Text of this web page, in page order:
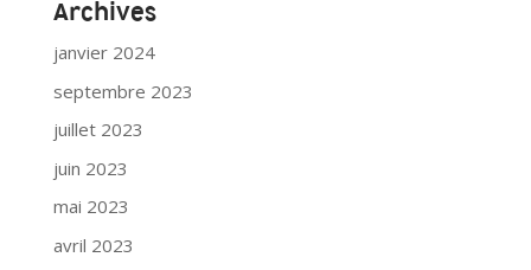
Archives
janvier 2024
septembre 2023
juillet 2023
juin 2023
mai 2023
avril 2023